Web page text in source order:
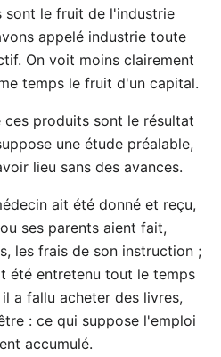
sont le fruit de l'industrie
appelé industrie toute
On voit moins clairement
temps le fruit d'un capital.
produits sont le résultat
une étude préalable,
lieu sans des avances.
ait été donné et reçu,
ses parents aient fait,
les frais de son instruction ;
été entretenu tout le temps
a fallu acheter des livres,
: ce qui suppose l'emploi
accumulé.